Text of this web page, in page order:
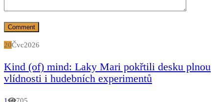
20Čvc2026
Kind (of) mind: Laky Mari pokřtili desku plnou
vlídnosti i hudebních experimentů
1
705